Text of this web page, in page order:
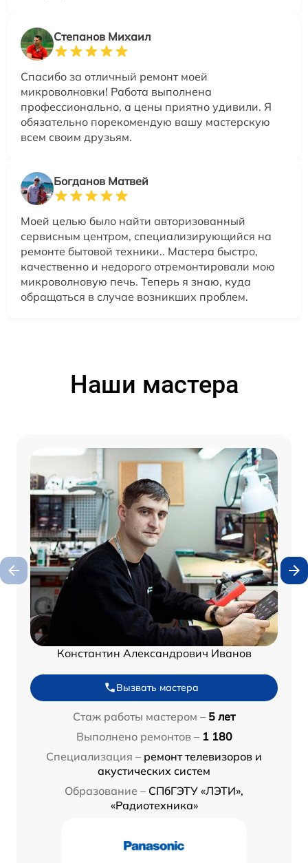
Степанов Михаил
Спасибо за отличный ремонт моей
микроволновки! Работа выполнена
профессионально, а цены приятно удивили. Я
обязательно порекомендую вашу мастерскую
всем своим друзьям.
Богданов Матвей
Моей целью было найти авторизованный
сервисным центром, специализирующийся на
ремонте бытовой техники.. Мастера быстро,
качественно и недорого отремонтировали мою
микроволновую печь. Теперь я знаю, куда
обращаться в случае возникших проблем.
Наши мастера
Константин Александрович Иванов
Вызвать мастера
Стаж работы мастером – 5 лет
Выполнено ремонтов – 1 180
Специализация – ремонт телевизоров и
акустических систем
Образование – СПбГЭТУ «ЛЭТИ»,
«Радиотехника»